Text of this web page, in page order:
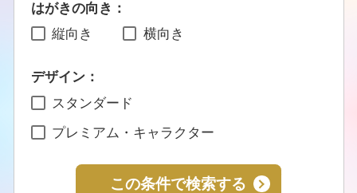
はがきの向き：
縦向き
横向き
デザイン：
スタンダード
プレミアム・キャラクター
この条件で検索する